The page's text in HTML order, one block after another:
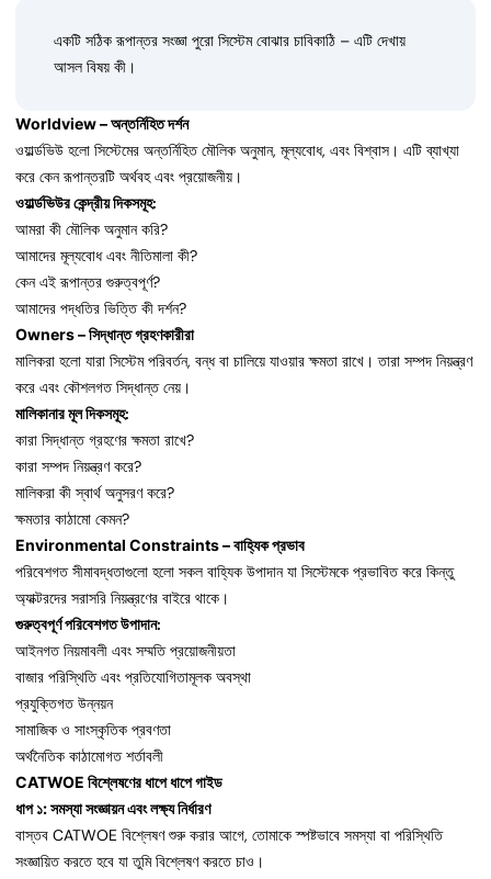
একটি সঠিক রূপান্তর সংজ্ঞা পুরো সিস্টেম বোঝার চাবিকাঠি – এটি দেখায়
আসল বিষয় কী।
Worldview – অন্তর্নিহিত দর্শন
ওয়ার্ল্ডভিউ হলো সিস্টেমের অন্তর্নিহিত মৌলিক অনুমান, মূল্যবোধ, এবং বিশ্বাস। এটি ব্যাখ্যা
করে কেন রূপান্তরটি অর্থবহ এবং প্রয়োজনীয়।
ওয়ার্ল্ডভিউর কেন্দ্রীয় দিকসমূহ:
আমরা কী মৌলিক অনুমান করি?
আমাদের মূল্যবোধ এবং নীতিমালা কী?
কেন এই রূপান্তর গুরুত্বপূর্ণ?
আমাদের পদ্ধতির ভিত্তি কী দর্শন?
Owners – সিদ্ধান্ত গ্রহণকারীরা
মালিকরা হলো যারা সিস্টেম পরিবর্তন, বন্ধ বা চালিয়ে যাওয়ার ক্ষমতা রাখে। তারা সম্পদ নিয়ন্ত্রণ
করে এবং কৌশলগত সিদ্ধান্ত নেয়।
মালিকানার মূল দিকসমূহ:
কারা সিদ্ধান্ত গ্রহণের ক্ষমতা রাখে?
কারা সম্পদ নিয়ন্ত্রণ করে?
মালিকরা কী স্বার্থ অনুসরণ করে?
ক্ষমতার কাঠামো কেমন?
Environmental Constraints – বাহ্যিক প্রভাব
পরিবেশগত সীমাবদ্ধতাগুলো হলো সকল বাহ্যিক উপাদান যা সিস্টেমকে প্রভাবিত করে কিন্তু
অ্যাক্টরদের সরাসরি নিয়ন্ত্রণের বাইরে থাকে।
গুরুত্বপূর্ণ পরিবেশগত উপাদান:
আইনগত নিয়মাবলী এবং সম্মতি প্রয়োজনীয়তা
বাজার পরিস্থিতি এবং প্রতিযোগিতামূলক অবস্থা
প্রযুক্তিগত উন্নয়ন
সামাজিক ও সাংস্কৃতিক প্রবণতা
অর্থনৈতিক কাঠামোগত শর্তাবলী
CATWOE বিশ্লেষণের ধাপে ধাপে গাইড
ধাপ ১: সমস্যা সংজ্ঞায়ন এবং লক্ষ্য নির্ধারণ
বাস্তব CATWOE বিশ্লেষণ শুরু করার আগে, তোমাকে স্পষ্টভাবে সমস্যা বা পরিস্থিতি
সংজ্ঞায়িত করতে হবে যা তুমি বিশ্লেষণ করতে চাও।